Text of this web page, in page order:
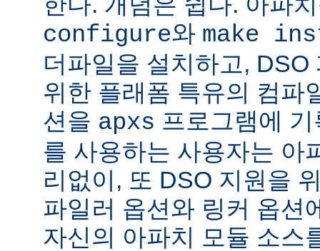
configure와 make
더파일을 설치하고,
위한 플래폼 특유의 컴파
션을 apxs 프로그램에
를 사용하는 사용자는 아
리없이, 또 DSO 지원을
파일러 옵션와 링커 옵션
자신의 아파치 모듈 소스